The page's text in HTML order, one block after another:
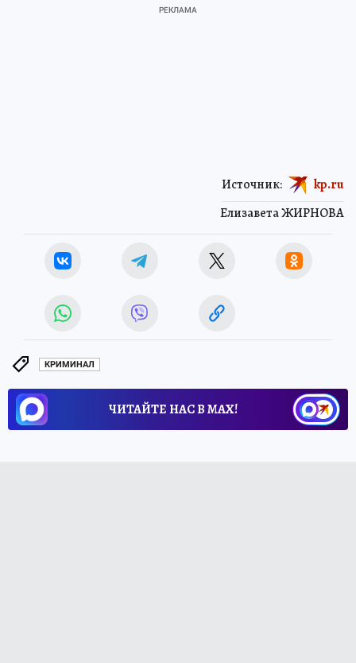
Елизавета ЖИРНОВА
Источник: kp.ru
КРИМИНАЛ
ЧИТАЙТЕ НАС В МАХ!